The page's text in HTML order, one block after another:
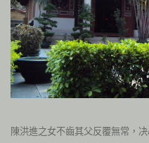
陳洪進之女不齒其父反覆無常，